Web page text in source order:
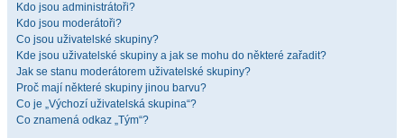
Kdo jsou administrátoři?
Kdo jsou moderátoři?
Co jsou uživatelské skupiny?
Kde jsou uživatelské skupiny a jak se mohu do některé zařadit?
Jak se stanu moderátorem uživatelské skupiny?
Proč mají některé skupiny jinou barvu?
Co je „Výchozí uživatelská skupina“?
Co znamená odkaz „Tým“?